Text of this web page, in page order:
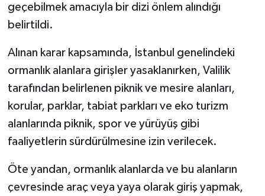
geçebilmek amacıyla bir dizi önlem alındığı
belirtildi.
Alınan karar kapsamında, İstanbul genelindeki
ormanlık alanlara girişler yasaklanırken, Valilik
tarafından belirlenen piknik ve mesire alanları,
korular, parklar, tabiat parkları ve eko turizm
alanlarında piknik, spor ve yürüyüş gibi
faaliyetlerin sürdürülmesine izin verilecek.
Öte yandan, ormanlık alanlarda ve bu alanların
çevresinde araç veya yaya olarak giriş yapmak,